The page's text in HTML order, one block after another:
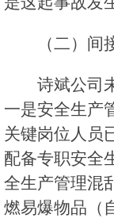
（二）间
诗斌公司
一是安全生产
关键岗位人员
配备专职安全
全生产管理混
燃易爆物品（